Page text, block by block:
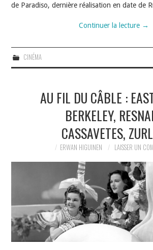
de Paradiso, dernière réalisation en date de
Continuer la lecture →
CINÉMA
AU FIL DU CÂBLE :
BERKELEY,
CASSAVETES,
ERWAN HIGUINEN LAISSER UN